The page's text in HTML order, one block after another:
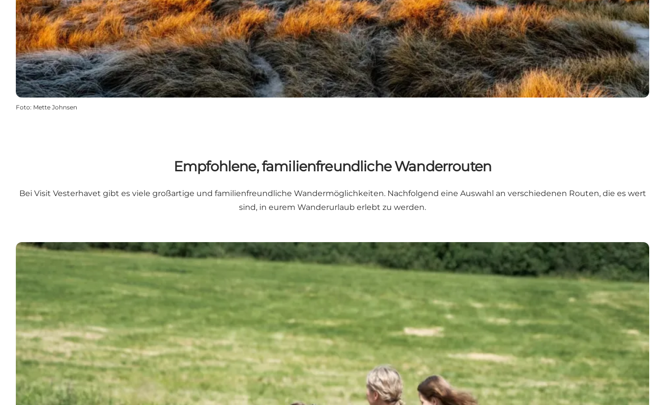
Foto: Mette Johnsen
Empfohlene, familienfreundliche Wanderrouten
Bei Visit Vesterhavet gibt es viele großartige und familienfreundliche Wandermöglichkeiten. Nachfolgend eine Auswahl an verschiedenen Routen, die es wert
sind, in eurem Wanderurlaub erlebt zu werden.